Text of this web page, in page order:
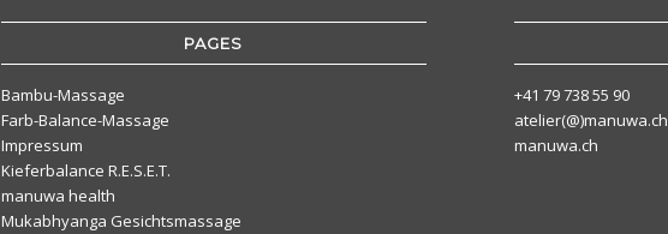
PAGES
Bambu-Massage
Farb-Balance-Massage
Impressum
Kieferbalance R.E.S.E.T.
manuwa health
Mukabhyanga Gesichtsmassage
+41 79 738 55 90
atelier(@)manuwa.ch
manuwa.ch